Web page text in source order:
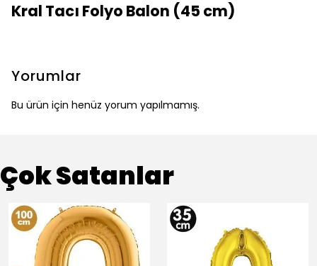
Kral Tacı Folyo Balon (45 cm)
Yorumlar
Bu ürün için henüz yorum yapılmamış.
Çok Satanlar